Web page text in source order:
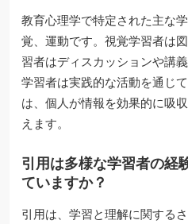
教育心理学で特定された主な
覚、運動です。視覚学習者は
習者はディスカッションや講
学習者は実践的な活動を通じ
は、個人が情報を効果的に吸
えます。
引用は多様な学習者の経
ていますか？
引用は、学習と理解に関する